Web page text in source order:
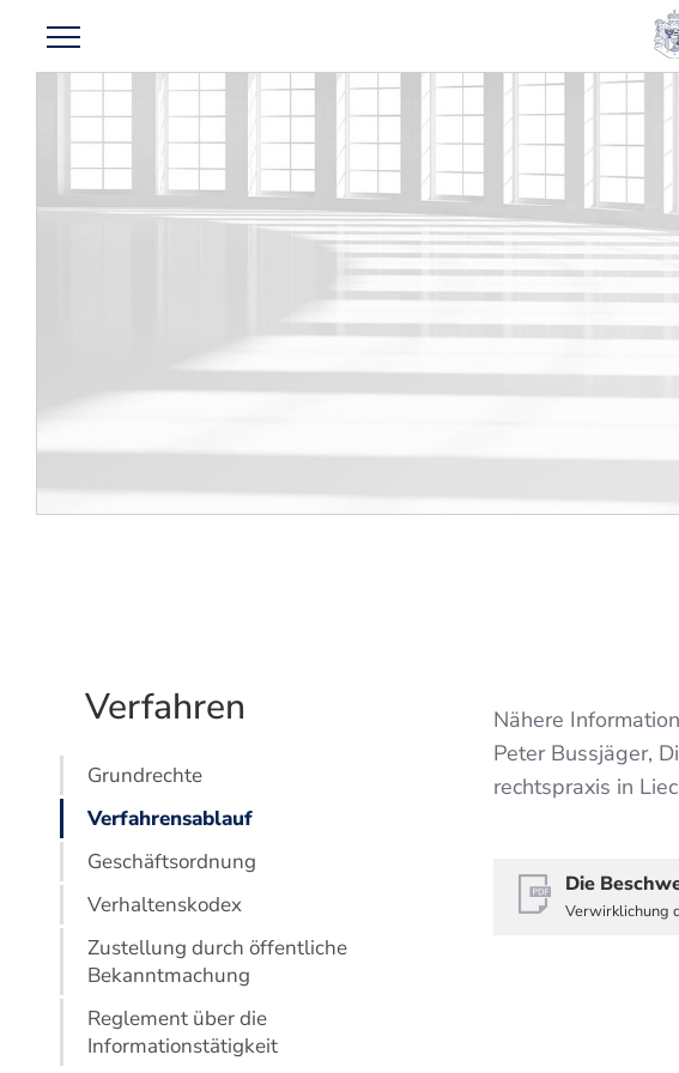
Verfahren
Grundrechte
Verfahrensablauf
Geschäftsordnung
Verhaltenskodex
Zustellung durch öffentliche
Bekanntmachung
Reglement über die
Informationstätigkeit
Nähere
Peter Bussjäger,
rechtspraxis in
Die
Verwirklichung